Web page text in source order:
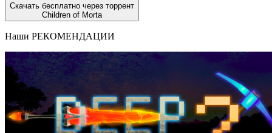
Скачать бесплатно через торрент
Children of Morta
Наши РЕКОМЕНДАЦИИ